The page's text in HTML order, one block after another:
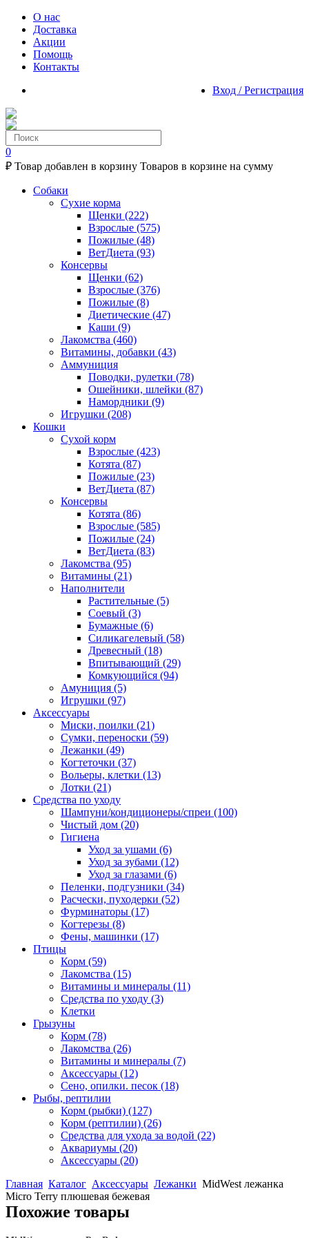
О нас
Доставка
Акции
Помощь
Контакты
Вход / Регистрация
0
₽ Товар добавлен в корзину Товаров в корзине на сумму
Собаки
Сухие корма
Щенки (222)
Взрослые (575)
Пожилые (48)
ВетДиета (93)
Консервы
Щенки (62)
Взрослые (376)
Пожилые (8)
Диетические (47)
Каши (9)
Лакомства (460)
Витамины, добавки (43)
Аммуниция
Поводки, рулетки (78)
Ошейники, шлейки (87)
Намордники (9)
Игрушки (208)
Кошки
Сухой корм
Взрослые (423)
Котята (87)
Пожилые (23)
ВетДиета (87)
Консервы
Котята (86)
Взрослые (585)
Пожилые (24)
ВетДиета (83)
Лакомства (95)
Витамины (21)
Наполнители
Растительные (5)
Соевый (3)
Бумажные (6)
Силикагелевый (58)
Древесный (18)
Впитывающий (29)
Комкующийся (94)
Амуниция (5)
Игрушки (97)
Аксессуары
Миски, поилки (21)
Сумки, переноски (59)
Лежанки (49)
Когтеточки (37)
Вольеры, клетки (13)
Лотки (21)
Средства по уходу
Шампуни/кондиционеры/спреи (100)
Чистый дом (20)
Гигиена
Уход за ушами (6)
Уход за зубами (12)
Уход за глазами (6)
Пеленки, подгузники (34)
Расчески, пуходерки (52)
Фурминаторы (17)
Когтерезы (8)
Фены, машинки (17)
Птицы
Корм (59)
Лакомства (15)
Витамины и минералы (11)
Средства по уходу (3)
Клетки
Грызуны
Корм (78)
Лакомства (26)
Витамины и минералы (7)
Аксессуары (12)
Сено, опилки. песок (18)
Рыбы, рептилии
Корм (рыбки) (127)
Корм (рептилии) (26)
Средства для ухода за водой (22)
Аквариумы (20)
Аксессуары (20)
Главная Каталог Аксессуары Лежанки MidWest лежанка
Micro Terry плюшевая бежевая
Похожие товары